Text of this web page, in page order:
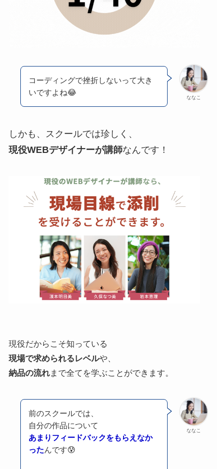
ななこ
コーディングで挫折しないって大き
いですよね😂
しかも、スクールでは珍しく、
現役WEBデザイナーが講師なんです！
現役だからこそ知っている
現場で求められるレベルや、
納品の流れまで全てを学ぶことができます。
ななこ
前のスクールでは、
自分の作品について
あまりフィードバックをもらえなか
ったんです😰